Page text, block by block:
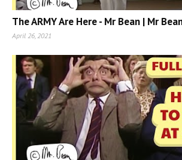
The ARMY Are Here - Mr Bean | Mr
April 26, 2021